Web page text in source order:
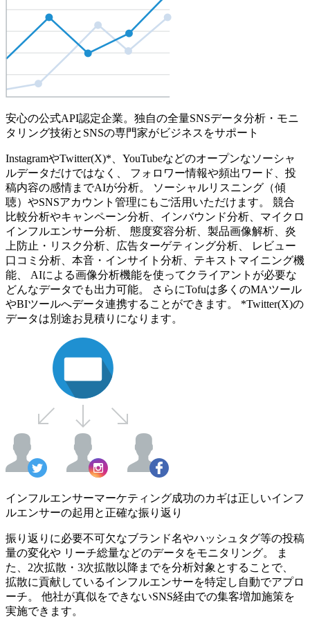
安心の公式API認定企業。独自の全量SNSデータ分析・モニ
タリング技術とSNSの専門家がビジネスをサポート
InstagramやTwitter(X)*、YouTubeなどのオープンなソーシャ
ルデータだけではなく、 フォロワー情報や頻出ワード、投
稿内容の感情までAIが分析。 ソーシャルリスニング（傾
聴）やSNSアカウント管理にもご活用いただけます。 競合
比較分析やキャンペーン分析、インバウンド分析、マイクロ
インフルエンサー分析、 態度変容分析、製品画像解析、炎
上防止・リスク分析、広告ターゲティング分析、 レビュー
口コミ分析、本音・インサイト分析、テキストマイニング機
能、 AIによる画像分析機能を使ってクライアントが必要な
どんなデータでも出力可能。 さらにTofuは多くのMAツール
やBIツールへデータ連携することができます。 *Twitter(X)の
データは別途お見積りになります。
インフルエンサーマーケティング成功のカギは正しいインフ
ルエンサーの起用と正確な振り返り
振り返りに必要不可欠なブランド名やハッシュタグ等の投稿
量の変化や リーチ総量などのデータをモニタリング。 ま
た、2次拡散・3次拡散以降までを分析対象とすることで、
拡散に貢献しているインフルエンサーを特定し自動でアプロ
ーチ。 他社が真似をできないSNS経由での集客増加施策を
実施できます。